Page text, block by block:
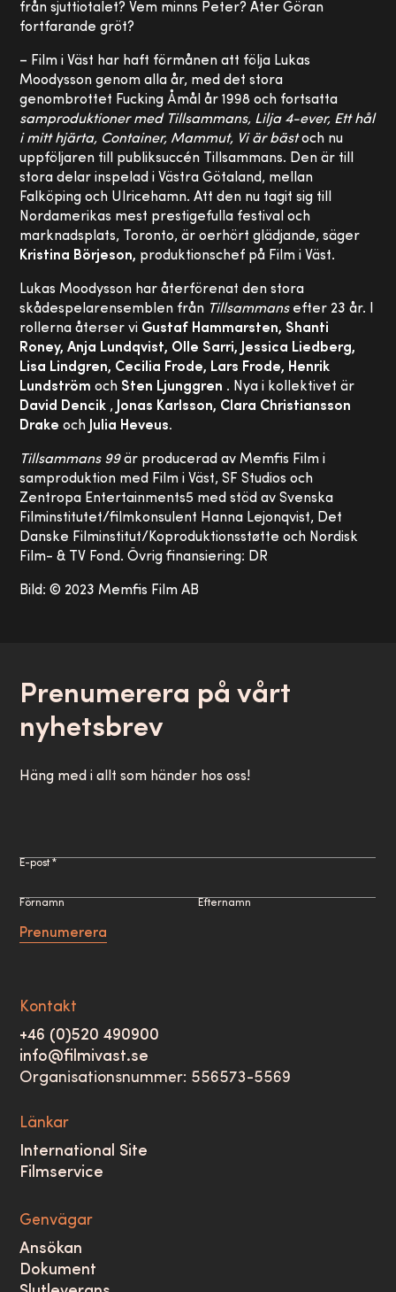
från sjuttiotalet? Vem minns Peter? Äter Göran
fortfarande gröt?
– Film i Väst har haft förmånen att följa Lukas
Moodysson genom alla år, med det stora
genombrottet Fucking Åmål år 1998 och fortsatta
samproduktioner med Tillsammans, Lilja 4-ever, Ett hål
i mitt hjärta, Container, Mammut, Vi är bästoch nu
uppföljaren till publiksuccén Tillsammans. Den är till
stora delar inspelad i Västra Götaland, mellan
Falköping och Ulricehamn. Att den nu tagit sig till
Nordamerikas mest prestigefulla festival och
marknadsplats, Toronto, är oerhört glädjande, säger
Kristina Börjeson, produktionschef på Film i Väst.
Lukas Moodysson har återförenat den stora
skådespelarensemblen från Tillsammansefter 23 år. I
rollerna återser vi Gustaf Hammarsten, Shanti
Roney, Anja Lundqvist, Olle Sarri, Jessica Liedberg,
Lisa Lindgren, Cecilia Frode, Lars Frode, Henrik
Lundström och Sten Ljunggren . Nya i kollektivet är
David Dencik ,
Jonas Karlsson, Clara Christiansson
Drake och Julia Heveus.
Tillsammans 99är producerad av Memfis Film i
samproduktion med Film i Väst, SF Studios och
Zentropa Entertainments5 med stöd av Svenska
Filminstitutet/filmkonsulent Hanna Lejonqvist, Det
Danske Filminstitut/Koproduktionsstøtte och Nordisk
Film- & TV Fond. Övrig finansiering: DR
Bild: © 2023 Memfis Film AB
Prenumerera på vårt
nyhetsbrev
Häng med i allt som händer hos oss!
E-post *
Förnamn Efternamn
Prenumerera
Kontakt
+46 (0)520 490900
info@filmivast.se
Organisationsnummer: 556573-5569
Länkar
International Site
Filmservice
Genvägar
Ansökan
Dokument